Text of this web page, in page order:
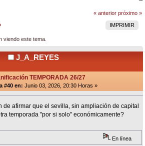
« anterior próximo »
IMPRIMIR
viendo este tema.
J_A_REYES
TEMPORADA 26/27
#40 en: Junio 03, 2026, 20:30 Horas »
de afirmar que el sevilla, sin ampliación de capital
temporada "por si solo" económicamente?
En línea